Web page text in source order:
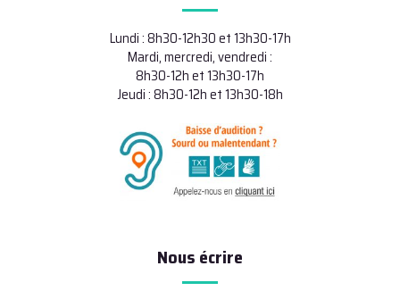
Lundi : 8h30-12h30 et 13h30-17h
Mardi, mercredi, vendredi :
8h30-12h et 13h30-17h
Jeudi : 8h30-12h et 13h30-18h
Nous écrire